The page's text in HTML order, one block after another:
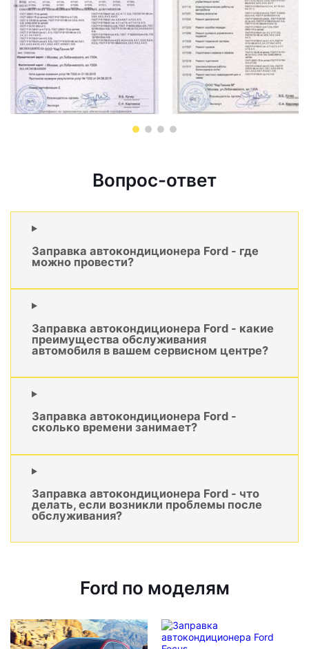
Вопрос-ответ
Заправка автокондиционера Ford - где
можно провести?
Заправка автокондиционера Ford - какие
преимущества обслуживания
автомобиля в вашем сервисном центре?
Заправка автокондиционера Ford -
сколько времени занимает?
Заправка автокондиционера Ford - что
делать, если возникли проблемы после
обслуживания?
Ford по моделям